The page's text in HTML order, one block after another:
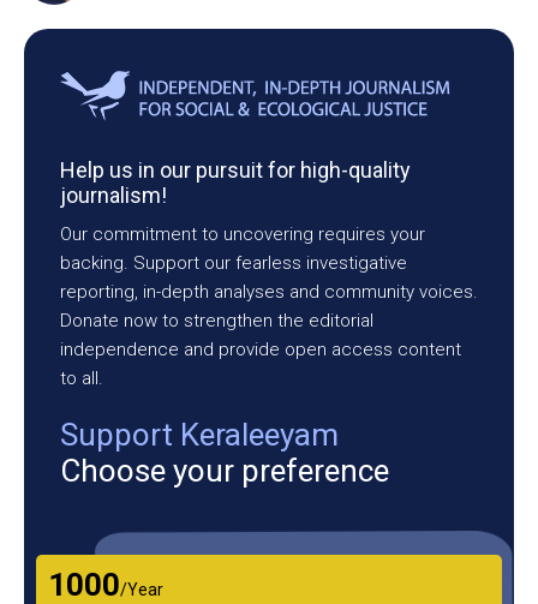
Help us in our pursuit for high-quality
journalism!
Our commitment to uncovering requires your
backing. Support our fearless investigative
reporting, in-depth analyses and community voices.
Donate now to strengthen the editorial
independence and provide open access content
to all.
Support Keraleeyam
Choose your preference
₹1000/Year